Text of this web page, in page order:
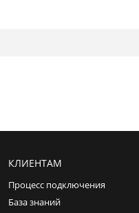
КЛИЕНТАМ
Процесс подключения
База знаний